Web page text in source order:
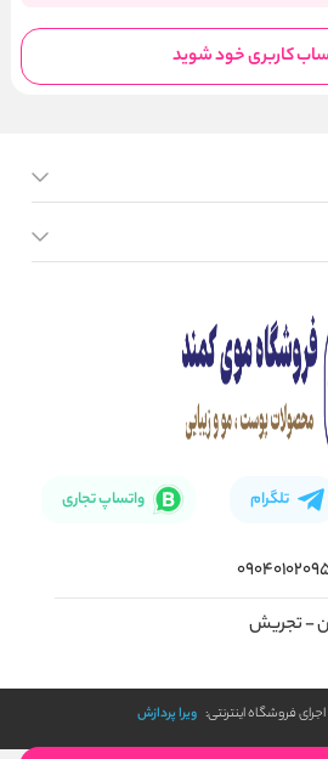
کاربری خود شوید
تلگرام واتساپ تجاری
- تجریش
فروشگاه اینترنتی: ویرا پردازش